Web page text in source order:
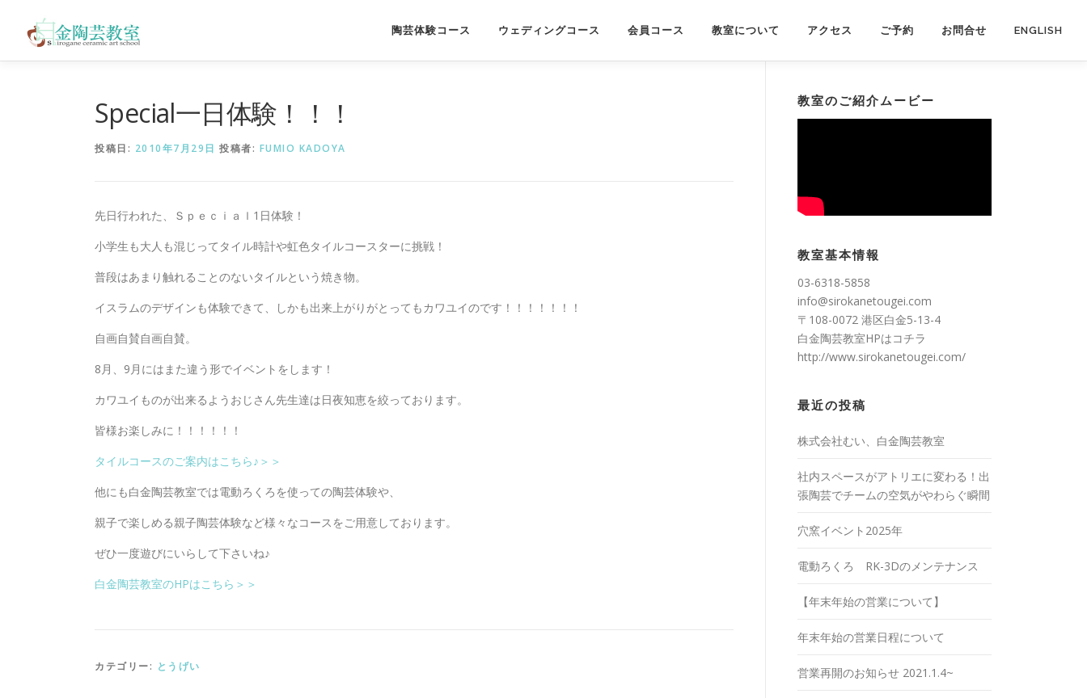
ン
陶芸体験コース ウェディングコース 会員コース 教室について アクセス ご予約 お問合せ ENGLISH
Special一日体験！！！
投稿日: 2010年7月29日 投稿者: FUMIO KADOYA
先日行われた、Ｓｐｅｃｉａｌ1日体験！
小学生も大人も混じってタイル時計や虹色タイルコースターに挑戦！
普段はあまり触れることのないタイルという焼き物。
イスラムのデザインも体験できて、しかも出来上がりがとってもカワユイのです！！！！！！！
自画自賛自画自賛。
8月、9月にはまた違う形でイベントをします！
カワユイものが出来るようおじさん先生達は日夜知恵を絞っております。
皆様お楽しみに！！！！！！
タイルコースのご案内はこちら♪＞＞
他にも白金陶芸教室では電動ろくろを使っての陶芸体験や、
親子で楽しめる親子陶芸体験など様々なコースをご用意しております。
ぜひ一度遊びにいらして下さいね♪
白金陶芸教室のHPはこちら＞＞
カテゴリー: とうげい
教室のご紹介ムービー
教室基本情報
03-6318-5858
info@sirokanetougei.com
〒108-0072 港区白金5-13-4
白金陶芸教室HPはコチラ
http://www.sirokanetougei.com/
最近の投稿
株式会社むい、白金陶芸教室
社内スペースがアトリエに変わる！出
張陶芸でチームの空気がやわらぐ瞬間
穴窯イベント2025年
電動ろくろ RK-3Dのメンテナンス
【年末年始の営業について】
年末年始の営業日程について
営業再開のお知らせ 2021.1.4~